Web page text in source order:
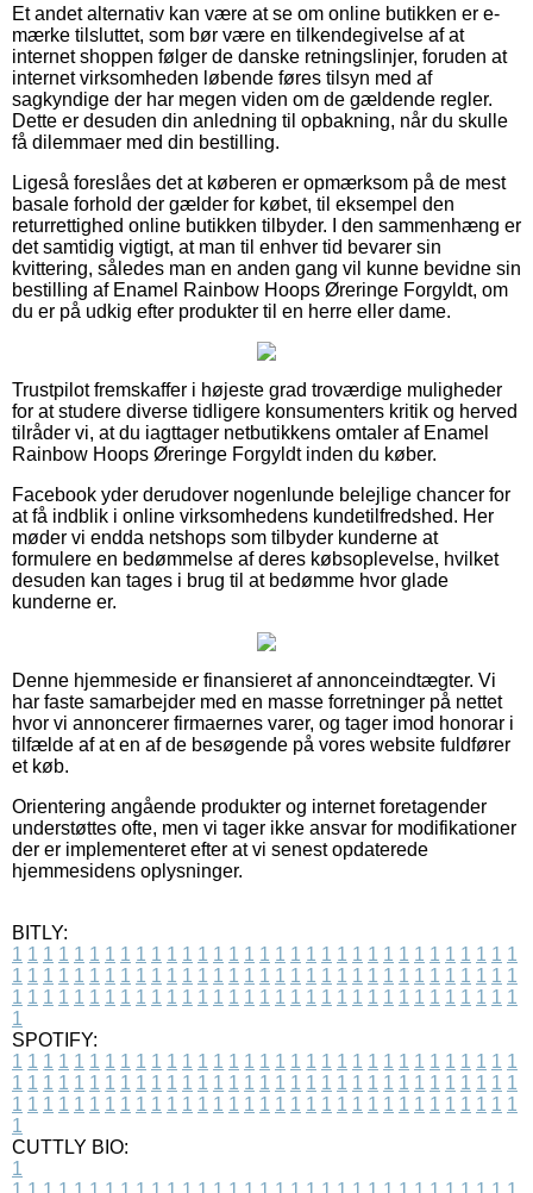
Et andet alternativ kan være at se om online butikken er e-
mærke tilsluttet, som bør være en tilkendegivelse af at
internet shoppen følger de danske retningslinjer, foruden at
internet virksomheden løbende føres tilsyn med af
sagkyndige der har megen viden om de gældende regler.
Dette er desuden din anledning til opbakning, når du skulle
få dilemmaer med din bestilling.
Ligeså foreslåes det at køberen er opmærksom på de mest
basale forhold der gælder for købet, til eksempel den
returrettighed online butikken tilbyder. I den sammenhæng er
det samtidig vigtigt, at man til enhver tid bevarer sin
kvittering, således man en anden gang vil kunne bevidne sin
bestilling af Enamel Rainbow Hoops Øreringe Forgyldt, om
du er på udkig efter produkter til en herre eller dame.
Trustpilot fremskaffer i højeste grad troværdige muligheder
for at studere diverse tidligere konsumenters kritik og herved
tilråder vi, at du iagttager netbutikkens omtaler af Enamel
Rainbow Hoops Øreringe Forgyldt inden du køber.
Facebook yder derudover nogenlunde belejlige chancer for
at få indblik i online virksomhedens kundetilfredshed. Her
møder vi endda netshops som tilbyder kunderne at
formulere en bedømmelse af deres købsoplevelse, hvilket
desuden kan tages i brug til at bedømme hvor glade
kunderne er.
Denne hjemmeside er finansieret af annonceindtægter. Vi
har faste samarbejder med en masse forretninger på nettet
hvor vi annoncerer firmaernes varer, og tager imod honorar i
tilfælde af at en af de besøgende på vores website fuldfører
et køb.
Orientering angående produkter og internet foretagender
understøttes ofte, men vi tager ikke ansvar for modifikationer
der er implementeret efter at vi senest opdaterede
hjemmesidens oplysninger.
BITLY:
1 1 1 1 1 1 1 1 1 1 1 1 1 1 1 1 1 1 1 1 1 1 1 1 1 1 1 1 1 1 1 1 1
1 1 1 1 1 1 1 1 1 1 1 1 1 1 1 1 1 1 1 1 1 1 1 1 1 1 1 1 1 1 1 1 1
1 1 1 1 1 1 1 1 1 1 1 1 1 1 1 1 1 1 1 1 1 1 1 1 1 1 1 1 1 1 1 1 1
1
SPOTIFY:
1 1 1 1 1 1 1 1 1 1 1 1 1 1 1 1 1 1 1 1 1 1 1 1 1 1 1 1 1 1 1 1 1
1 1 1 1 1 1 1 1 1 1 1 1 1 1 1 1 1 1 1 1 1 1 1 1 1 1 1 1 1 1 1 1 1
1 1 1 1 1 1 1 1 1 1 1 1 1 1 1 1 1 1 1 1 1 1 1 1 1 1 1 1 1 1 1 1 1
1
CUTTLY BIO:
1